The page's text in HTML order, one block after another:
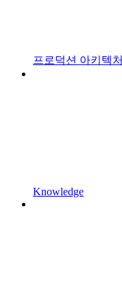
프로덕션 아키텍처
Knowledge